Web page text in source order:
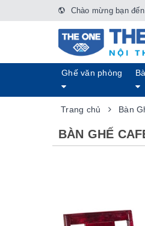
Chào mừng bạn
Ghế văn phòng
Trang chủ Bàn
BÀN GHẾ